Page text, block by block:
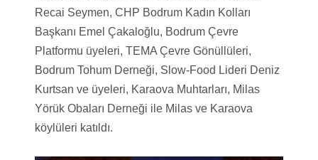
Recai Seymen, CHP Bodrum Kadın Kolları
Başkanı Emel Çakaloğlu, Bodrum Çevre
Platformu üyeleri, TEMA Çevre Gönüllüleri,
Bodrum Tohum Derneği, Slow-Food Lideri Deniz
Kurtsan ve üyeleri, Karaova Muhtarları, Milas
Yörük Obaları Derneği ile Milas ve Karaova
köylüleri katıldı.